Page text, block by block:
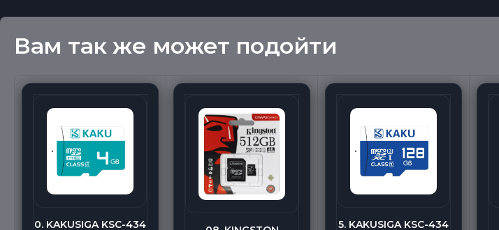
Вам так же может подойти
0. KAKUSIGA KSC-434
5. KAKUSIGA KSC-434